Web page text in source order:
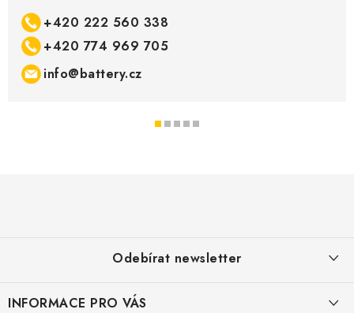
+420 222 560 338
+420 774 969 705
info@battery.cz
Odebírat newsletter
INFORMACE PRO VÁS